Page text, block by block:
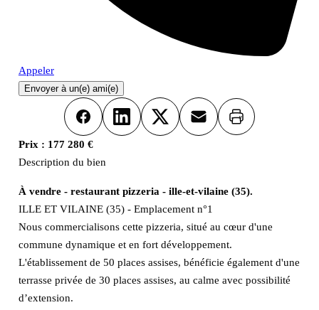
Appeler
Envoyer à un(e) ami(e)
FacebookLinkedInX Email Imprimer
Prix : 177 280 €
Description du bien
À vendre - restaurant pizzeria - ille-et-vilaine (35).
ILLE ET VILAINE (35) - Emplacement n°1
Nous commercialisons cette pizzeria, situé au cœur d'une
commune dynamique et en fort développement.
L'établissement de 50 places assises, bénéficie également d'une
terrasse privée de 30 places assises, au calme avec possibilité
d’extension.